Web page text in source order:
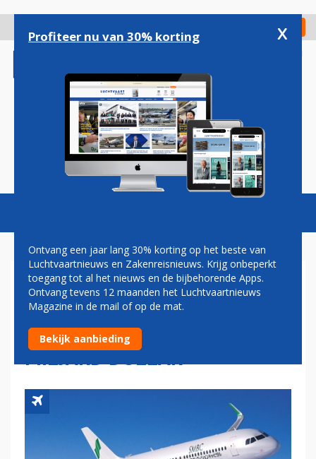
gaan
Check in
Magazine Podcasts Vacatures
LEASEMAATSCHAPPIJ SMBC
SCHRIJFT RUSSISCHE
VLIEGTUIGEN AF VOOR 1,6
MILJARD DOLLAR
Profiteer nu van 30% korting x
Ontvang een jaar lang 30% korting op het beste van
Luchtvaartnieuws en Zakenreisnieuws. Krijg onbeperkt
toegang tot al het nieuws en de bijbehorende Apps.
Ontvang tevens 12 maanden het Luchtvaartnieuws
Magazine in de mail of op de mat.
Bekijk aanbieding